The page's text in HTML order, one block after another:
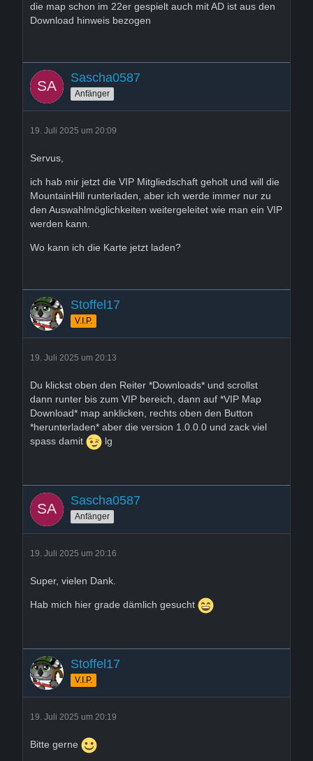
die map schon im 22er gespielt auch mit AD ist aus den
Download hinweis bezogen
Sascha0587
Anfänger
19. Juli 2025 um 20:09
Servus,
ich hab mir jetzt die VIP Mitgliedschaft geholt und will die
MountainHill runterladen, aber ich werde immer nur zu
den Auswahlmöglichkeiten weitergeleitet wie man ein VIP
werden kann.
Wo kann ich die Karte jetzt laden?
Stoffel17
V.I.P.
19. Juli 2025 um 20:13
Du klickst oben den Reiter *Downloads* und scrollst
dann runter bis zum VIP bereich, dann auf *VIP Map
Download* map anklicken, rechts oben den Button
*herunterladen* aber die version 1.0.0.0 und zack viel
spass damit
lg
Sascha0587
Anfänger
19. Juli 2025 um 20:16
Super, vielen Dank.
Hab mich hier grade dämlich gesucht
Stoffel17
V.I.P.
19. Juli 2025 um 20:19
Bitte gerne